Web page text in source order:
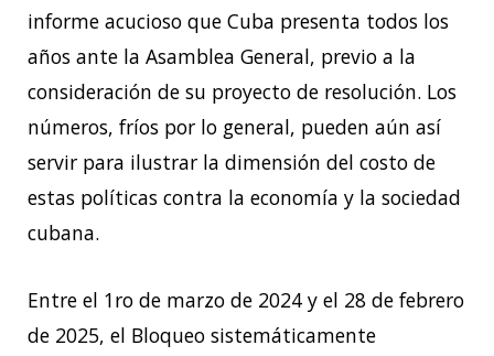
informe acucioso que Cuba presenta todos los
años ante la Asamblea General, previo a la
consideración de su proyecto de resolución. Los
números, fríos por lo general, pueden aún así
servir para ilustrar la dimensión del costo de
estas políticas contra la economía y la sociedad
cubana.
Entre el 1ro de marzo de 2024 y el 28 de febrero
de 2025, el Bloqueo sistemáticamente